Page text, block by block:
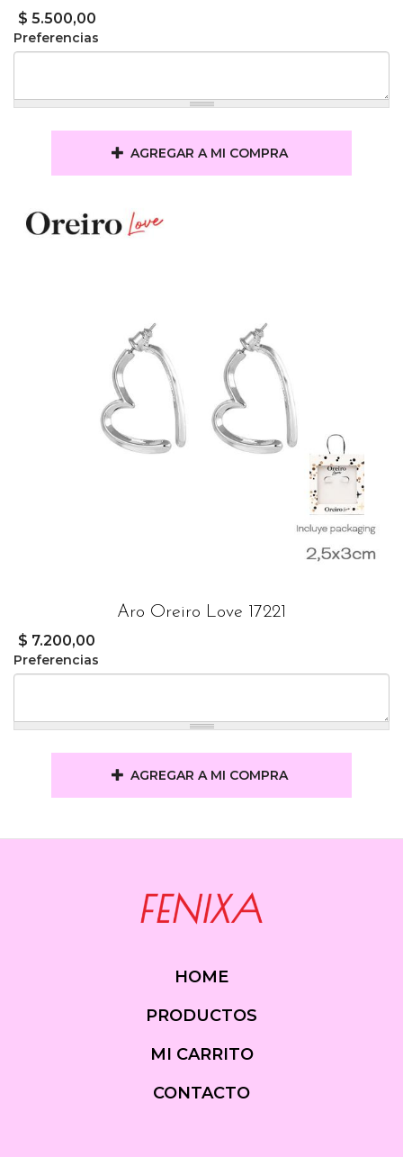
$ 5.500,00
Preferencias
AGREGAR A MI COMPRA
Aro Oreiro Love 17221
$ 7.200,00
Preferencias
AGREGAR A MI COMPRA
HOME
PRODUCTOS
MI CARRITO
CONTACTO